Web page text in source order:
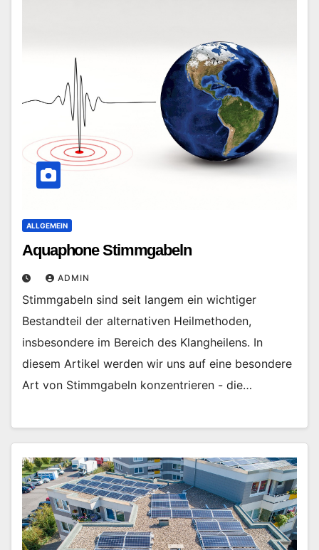
ALLGEMEIN
Aquaphone Stimmgabeln
ADMIN
Stimmgabeln sind seit langem ein wichtiger
Bestandteil der alternativen Heilmethoden,
insbesondere im Bereich des Klangheilens. In
diesem Artikel werden wir uns auf eine besondere
Art von Stimmgabeln konzentrieren - die…